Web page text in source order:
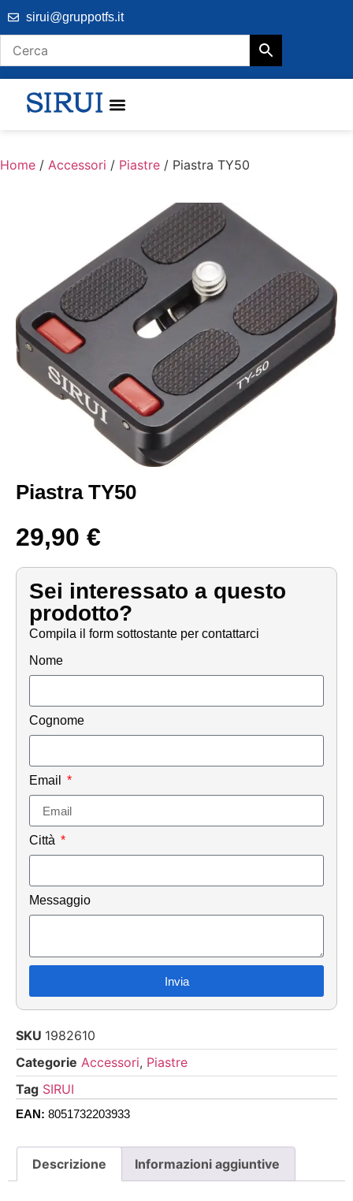
sirui@gruppotfs.it
Home / Accessori / Piastre / Piastra TY50
Piastra TY50
29,90 €
Sei interessato a questo
prodotto?
Compila il form sottostante per contattarci
Nome
Cognome
Email
Città
Messaggio
Invia
SKU 1982610
Categorie Accessori, Piastre
Tag SIRUI
EAN: 8051732203933
Descrizione Informazioni aggiuntive